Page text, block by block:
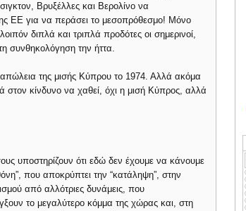
Βρυξέλλες και Βερολίνο να
ΕΕ για να περάσει το μεσοπρόθεσμο! Μόνο
διπλά και τριπλά προδότες οι σημερινοί,
συνθηκολόγηση την ήττα.
της μισής Κύπρου το 1974. Αλλά ακόμα
στον κίνδυνο να χαθεί, όχι η μισή Κύπρος, αλλά
υποστηρίζουν ότι εδώ δεν έχουμε να κάνουμε
που αποκρύπτει την “κατάληψη”, στην
από αλλότριες δυνάμεις, που
το μεγαλύτερο κόμμα της χώρας και, στη